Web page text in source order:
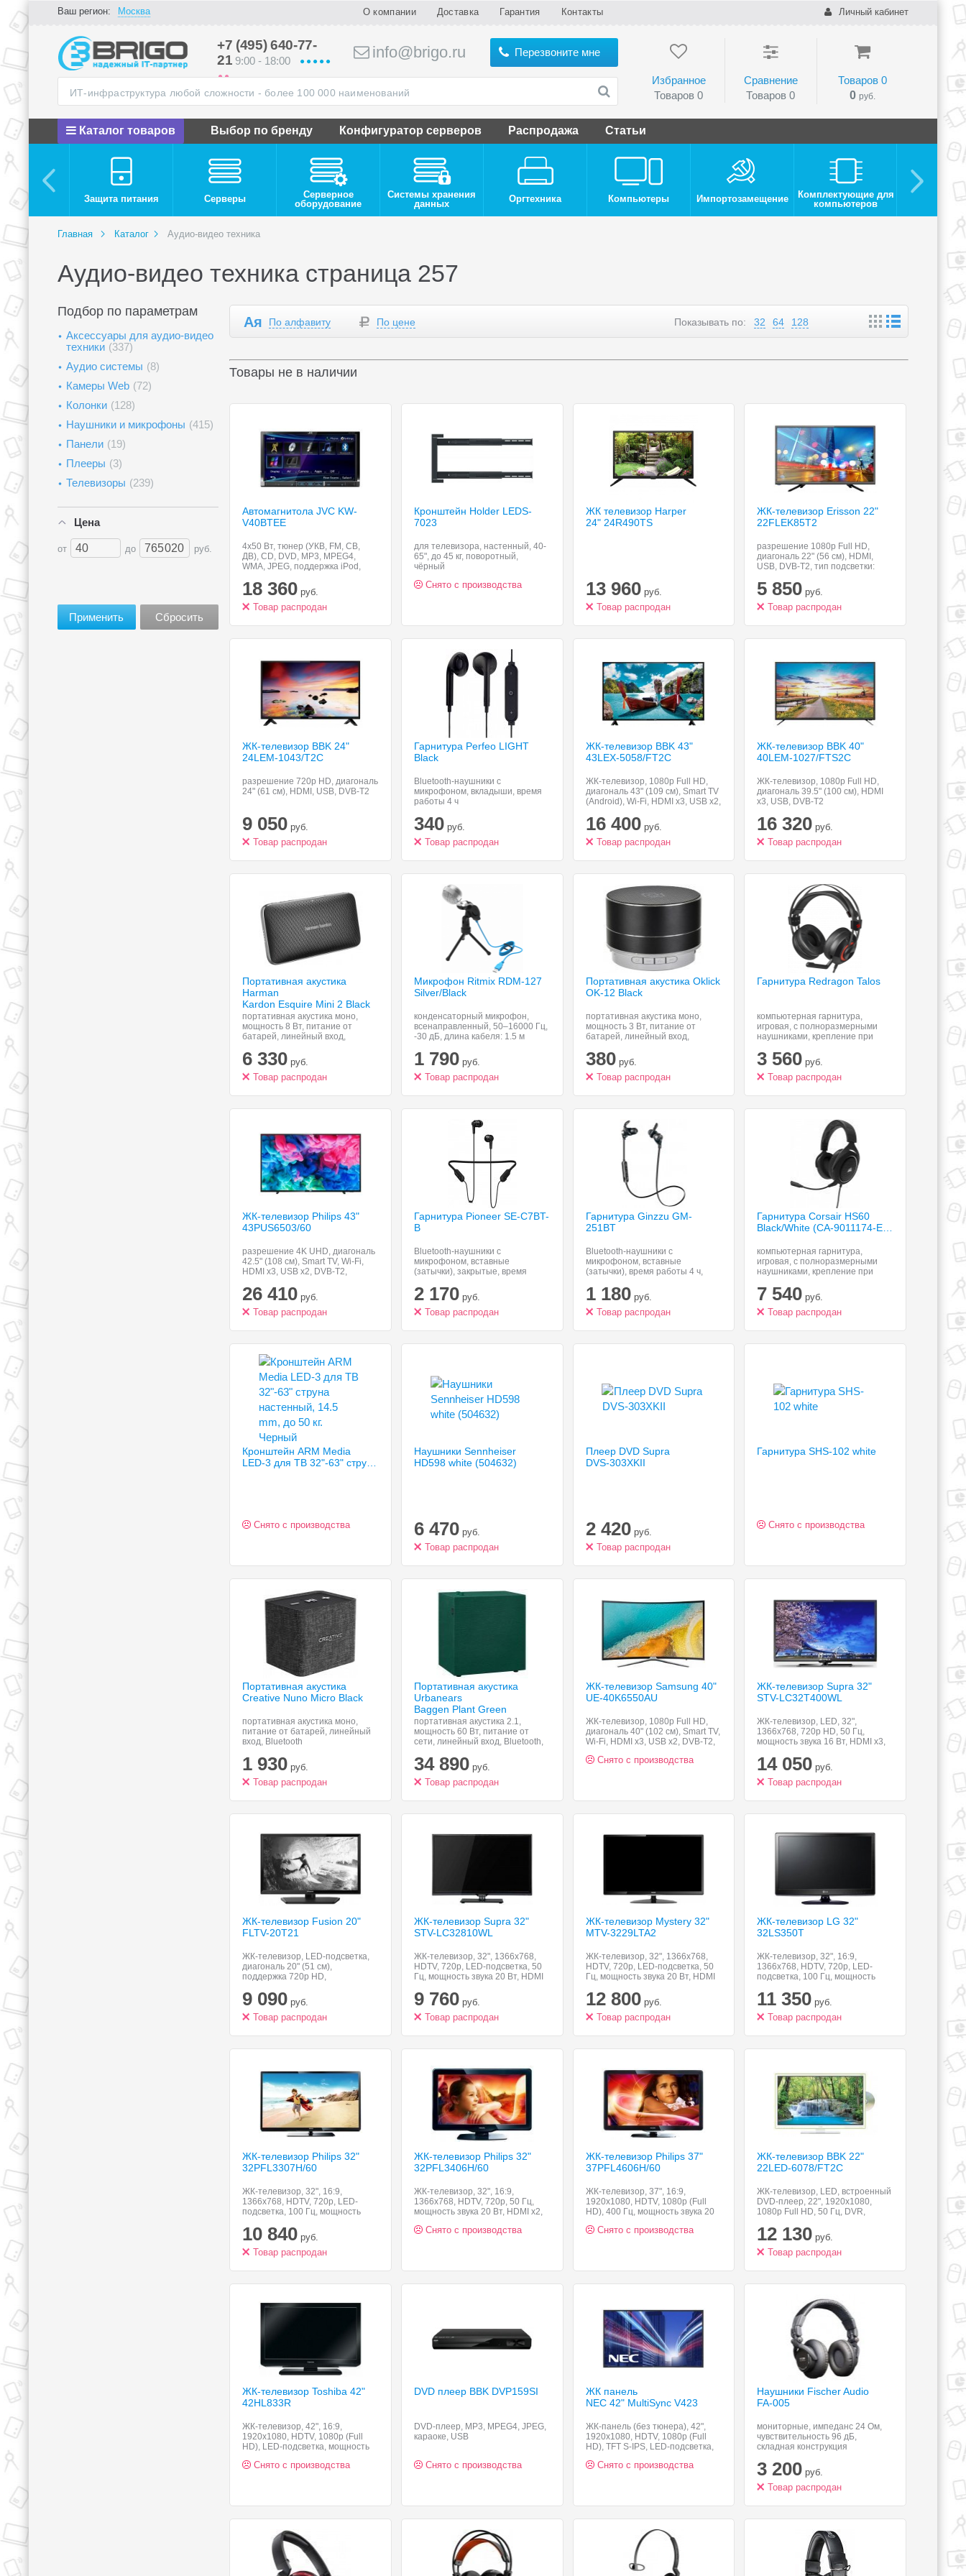
Ваш регион: Москва О компании Доставка Гарантия Контакты Личный кабинет
+7 (495) 640-77-
21 9:00 - 18:00 info@brigo.ru Перезвоните мне
Избранное
Товаров 0
Сравнение
Товаров 0
Товаров 0
0 руб.
Каталог товаров Выбор по бренду Конфигуратор серверов Распродажа Статьи
Защита питания Серверы
Серверное
оборудование
Системы хранения
данных
Оргтехника Компьютеры Импортозамещение
Комплектующие для
компьютеров
Главная Каталог Аудио-видео техника
Аудио-видео техника страница 257
Подбор по параметрам
Аксессуары для аудио-видео
техники (337)
Аудио системы (8)
Камеры Web (72)
Колонки (128)
Наушники и микрофоны (415)
Панели (19)
Плееры (3)
Телевизоры (239)
Цена
от до руб.
Ая По алфавиту По цене Показывать по: 32 64 128
Товары не в наличии
Автомагнитола JVC KW-
V40BTEE
4x50 Вт, тюнер (УКВ, FM, СВ,
ДВ), CD, DVD, MP3, MPEG4,
WMA, JPEG, поддержка iPod,
разъем USB, многоцветный
дисплей, диагональ: 7",
сенсорный, 2 DIN
18 360 руб.
Товар распродан
Кронштейн Holder LEDS-
7023
для телевизора, настенный, 40-
65", до 45 кг, поворотный,
чёрный
Снято с производства
ЖК телевизор Harper
24" 24R490TS
13 960 руб.
Товар распродан
ЖК-телевизор Erisson 22"
22FLEK85T2
разрешение 1080p Full HD,
диагональ 22" (56 см), HDMI,
USB, DVB-T2, тип подсветки:
5 850 руб.
Товар распродан
ЖК-телевизор BBK 24"
24LEM-1043/T2C
разрешение 720p HD, диагональ
24" (61 см), HDMI, USB, DVB-T2
9 050 руб.
Товар распродан
Гарнитура Perfeo LIGHT
Black
Bluetooth-наушники с
микрофоном, вкладыши, время
работы 4 ч
340 руб.
Товар распродан
ЖК-телевизор BBK 43"
43LEX-5058/FT2C
ЖК-телевизор, 1080p Full HD,
диагональ 43" (109 см), Smart TV
(Android), Wi-Fi, HDMI x3, USB x2,
16 400 руб.
Товар распродан
ЖК-телевизор BBK 40"
40LEM-1027/FTS2C
ЖК-телевизор, 1080p Full HD,
диагональ 39.5" (100 см), HDMI
x3, USB, DVB-T2
16 320 руб.
Товар распродан
Портативная акустика
Harman
Kardon Esquire Mini 2 Black
портативная акустика моно,
мощность 8 Вт, питание от
батарей, линейный вход,
6 330 руб.
Товар распродан
Микрофон Ritmix RDM-127
Silver/Black
конденсаторный микрофон,
всенаправленный, 50–16000 Гц,
-30 дБ, длина кабеля: 1.5 м
1 790 руб.
Товар распродан
Портативная акустика Oklick
OK-12 Black
портативная акустика моно,
мощность 3 Вт, питание от
батарей, линейный вход,
USB-накопителя, поддержка
карт памяти microSD
380 руб.
Товар распродан
Гарнитура Redragon Talos
компьютерная гарнитура,
игровая, с полноразмерными
наушниками, крепление при
регулятор громкости, режим
объемного звучания (surround),
подключение: USB, частота
3 560 руб.
Товар распродан
ЖК-телевизор Philips 43"
43PUS6503/60
разрешение 4K UHD, диагональ
42.5" (108 см), Smart TV, Wi-Fi,
HDMI x3, USB x2, DVB-T2,
Direct LED
26 410 руб.
Товар распродан
Гарнитура Pioneer SE-C7BT-
B
Bluetooth-наушники с
микрофоном, вставные
(затычки), закрытые, время
кодеков AAC, поддержка NFC
2 170 руб.
Товар распродан
Гарнитура Ginzzu GM-
251BT
Bluetooth-наушники с
микрофоном, вставные
(затычки), время работы 4 ч,
импеданс 32 Ом, поддержка
iPhone
1 180 руб.
Товар распродан
Гарнитура Corsair HS60
компьютерная гарнитура,
игровая, с полноразмерными
наушниками, крепление при
регулятор громкости, режим
объемного звучания (surround),
подключение: USB / mini jack 3.5
7 540 руб.
Товар распродан
Кронштейн ARM Media
Снято с производства
Наушники Sennheiser
HD598 white (504632)
6 470 руб.
Товар распродан
Плеер DVD Supra
DVS-303XKII
2 420 руб.
Товар распродан
Гарнитура SHS-102 white
Снято с производства
Портативная акустика
Creative Nuno Micro Black
портативная акустика моно,
питание от батарей, линейный
вход, Bluetooth
1 930 руб.
Товар распродан
Портативная акустика
Urbanears
Baggen Plant Green
портативная акустика 2.1,
мощность 60 Вт, питание от
сети, линейный вход, Bluetooth,
34 890 руб.
Товар распродан
ЖК-телевизор Samsung 40"
UE-40K6550AU
ЖК-телевизор, 1080p Full HD,
диагональ 40" (102 см), Smart TV,
Wi-Fi, HDMI x3, USB x2, DVB-T2,
картинке
Снято с производства
ЖК-телевизор Supra 32"
STV-LC32T400WL
ЖК-телевизор, LED, 32",
1366x768, 720p HD, 50 Гц,
мощность звука 16 Вт, HDMI x3,
14 050 руб.
Товар распродан
ЖК-телевизор Fusion 20"
FLTV-20T21
ЖК-телевизор, LED-подсветка,
диагональ 20" (51 см),
поддержка 720p HD,
прием цифрового телевидения
(DVB-T2), просмотр видео с
USB-накопителей, два HDMI-
9 090 руб.
Товар распродан
ЖК-телевизор Supra 32"
STV-LC32810WL
ЖК-телевизор, 32", 1366x768,
HDTV, 720p, LED-подсветка, 50
Гц, мощность звука 20 Вт, HDMI
9 760 руб.
Товар распродан
ЖК-телевизор Mystery 32"
MTV-3229LTA2
ЖК-телевизор, 32", 1366x768,
HDTV, 720p, LED-подсветка, 50
Гц, мощность звука 20 Вт, HDMI
12 800 руб.
Товар распродан
ЖК-телевизор LG 32"
32LS350T
ЖК-телевизор, 32", 16:9,
1366x768, HDTV, 720p, LED-
подсветка, 100 Гц, мощность
11 350 руб.
Товар распродан
ЖК-телевизор Philips 32"
32PFL3307H/60
ЖК-телевизор, 32", 16:9,
1366x768, HDTV, 720p, LED-
подсветка, 100 Гц, мощность
10 840 руб.
Товар распродан
ЖК-телевизор Philips 32"
32PFL3406H/60
ЖК-телевизор, 32", 16:9,
1366x768, HDTV, 720p, 50 Гц,
мощность звука 20 Вт, HDMI x2,
Снято с производства
ЖК-телевизор Philips 37"
37PFL4606H/60
ЖК-телевизор, 37", 16:9,
1920x1080, HDTV, 1080p (Full
HD), 400 Гц, мощность звука 20
Снято с производства
ЖК-телевизор BBK 22"
22LED-6078/FT2C
ЖК-телевизор, LED, встроенный
DVD-плеер, 22", 1920x1080,
1080p Full HD, 50 Гц, DVR,
VGA
12 130 руб.
Товар распродан
ЖК-телевизор Toshiba 42"
42HL833R
ЖК-телевизор, 42", 16:9,
1920x1080, HDTV, 1080p (Full
HD), LED-подсветка, мощность
Снято с производства
DVD плеер BBK DVP159SI
DVD-плеер, MP3, MPEG4, JPEG,
караоке, USB
Снято с производства
ЖК панель
NEC 42" MultiSync V423
ЖК-панель (без тюнера), 42",
1920x1080, HDTV, 1080p (Full
HD), TFT S-IPS, LED-подсветка,
мощность звука 20 Вт, HDMI, DVI,
Снято с производства
Наушники Fischer Audio
FA-005
мониторные, импеданс 24 Ом,
чувствительность 96 дБ,
складная конструкция
3 200 руб.
Товар распродан